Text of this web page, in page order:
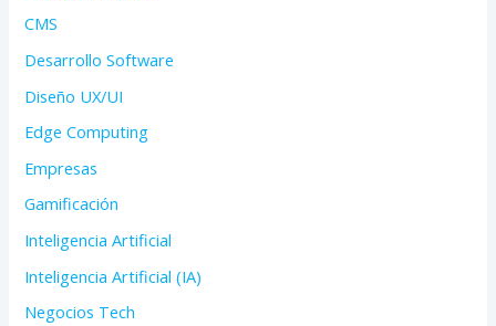
CMS
Desarrollo Software
Diseño UX/UI
Edge Computing
Empresas
Gamificación
Inteligencia Artificial
Inteligencia Artificial (IA)
Negocios Tech